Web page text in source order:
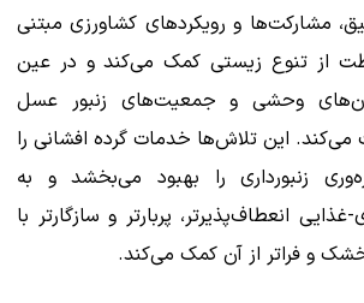
مشارکت‌ها و رویکردهای کشاورزی مبتنی
از تنوع زیستی کمک می‌کند و در عین
وحشی و جمعیت‌های زنبور عسل
این تلاش‌ها خدمات گرده افشانی را
زنبورداری را بهبود می‌بخشد و به
انعطاف‌پذیرتر، پربارتر و سازگارتر با
و فراتر از آن کمک می‌کند.